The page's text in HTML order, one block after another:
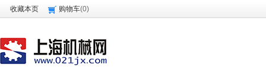
收藏本页 购物车(0)